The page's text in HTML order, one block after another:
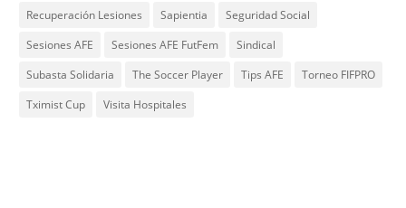
Recuperación Lesiones
Sapientia
Seguridad Social
Sesiones AFE
Sesiones AFE FutFem
Sindical
Subasta Solidaria
The Soccer Player Tips AFE
Torneo FIFPRO
Tximist Cup
Visita Hospitales